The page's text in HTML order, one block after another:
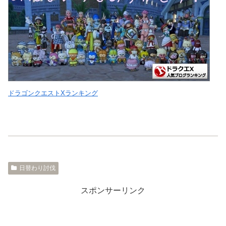
ドラゴンクエストXランキング
日替わり討伐
スポンサーリンク